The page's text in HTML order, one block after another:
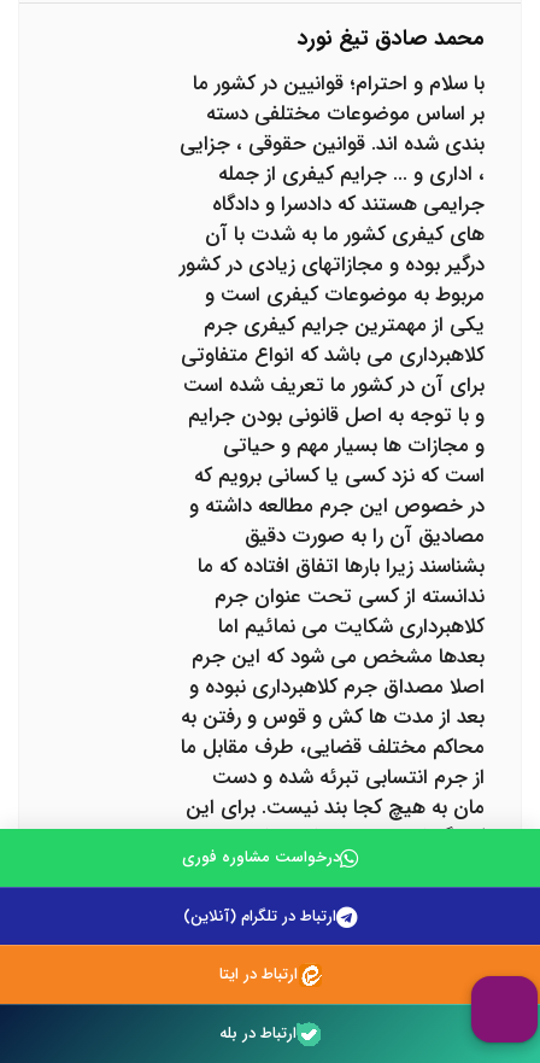
محمد صادق تیغ نورد
با سلام و احترام؛ قوانیین در کشور ما
بر اساس موضوعات مختلفی دسته
بندی شده اند. قوانین حقوقی ، جزایی
، اداری و ... جرایم کیفری از جمله
جرایمی هستند که دادسرا و دادگاه
های کیفری کشور ما به شدت با آن
درگیر بوده و مجازاتهای زیادی در کشور
مربوط به موضوعات کیفری است و
یکی از مهمترین جرایم کیفری جرم
کلاهبرداری می باشد که انواع متفاوتی
برای آن در کشور ما تعریف شده است
و با توجه به اصل قانونی بودن جرایم
و مجازات ها بسیار مهم و حیاتی
است که نزد کسی یا کسانی برویم که
در خصوص این جرم مطالعه داشته و
مصادیق آن را به صورت دقیق
بشناسند زیرا بارها اتفاق افتاده که ما
ندانسته از کسی تحت عنوان جرم
کلاهبرداری شکایت می نمائیم اما
بعدها مشخص می شود که این جرم
اصلا مصداق جرم کلاهبرداری نبوده و
بعد از مدت ها کش و قوس و رفتن به
محاکم مختلف قضایی، طرف مقابل ما
از جرم انتسابی تبرئه شده و دست
مان به هیچ کجا بند نیست. برای این
که نگارش مناسبی داشته باشیم باید
عناصر سه گانه جرم کیفی را به خوبی
تشریح نمائیم، مصادیق مانور متقلبانه
را بشناسیم و ادله اثبات دعوای
مناسب را به کار بگیریم تا نتیجه
مللوب حاصل گردد به خصوص که
این رجم اشکال متفاوتی پیدا کرده و
بحث کلاهبرداری در فضای مجازی نیز
درخواست مشاوره فوری
ارتباط در تلگرام (آنلاین)
ارتباط در ایتا
ارتباط در بله